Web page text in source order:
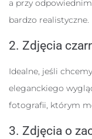
a przy
bardzo realistyczne.
2. Zdjęcia
Idealne, jeśli
eleganckiego
fotografii, którym
3. Zdjęcia o